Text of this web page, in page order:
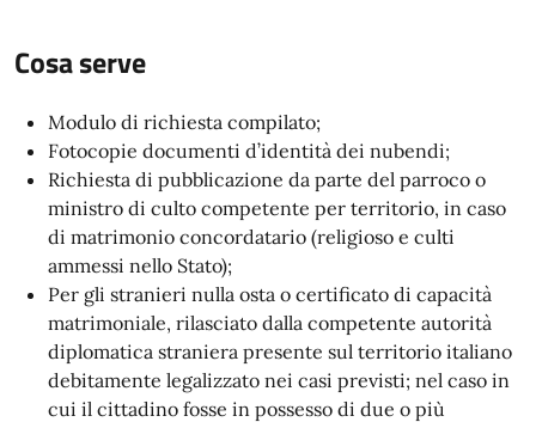
Cosa serve
Modulo di richiesta compilato;
Fotocopie documenti d’identità dei nubendi;
Richiesta di pubblicazione da parte del parroco o
ministro di culto competente per territorio, in caso
di matrimonio concordatario (religioso e culti
ammessi nello Stato);
Per gli stranieri nulla osta o certificato di capacità
matrimoniale, rilasciato dalla competente autorità
diplomatica straniera presente sul territorio italiano
debitamente legalizzato nei casi previsti; nel caso in
cui il cittadino fosse in possesso di due o più